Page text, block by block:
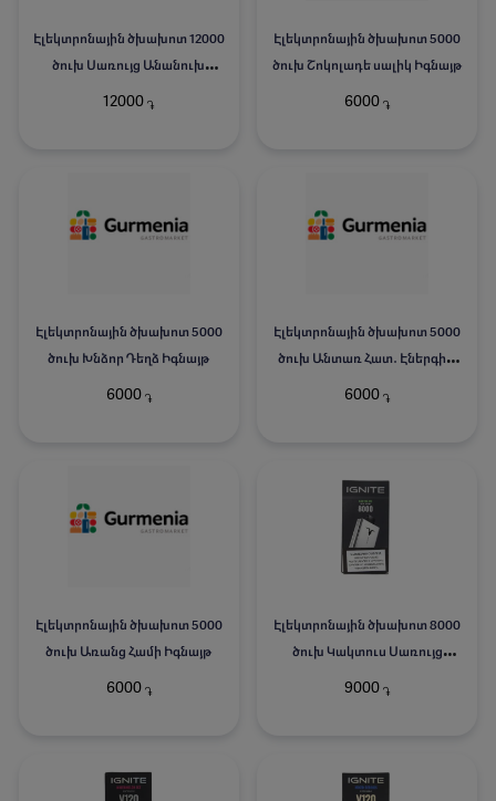
Էլեկտրոնային ծխախոտ 12000
ծուխ Սառույց Անանուխ
Իգնայթ
12000 ֏
Էլեկտրոնային ծխախոտ 5000
ծուխ Շոկոլադե սալիկ Իգնայթ
6000 ֏
Էլեկտրոնային ծխախոտ 5000
ծուխ Խնձոր Դեղձ Իգնայթ
6000 ֏
Էլեկտրոնային ծխախոտ 5000
ծուխ Անտառ Հատ․ Էներգիա
Իգնայթ
6000 ֏
Էլեկտրոնային ծխախոտ 5000
ծուխ Առանց Համի Իգնայթ
6000 ֏
Էլեկտրոնային ծխախոտ 8000
ծուխ Կակտուս Սառույց
Իգնայթ
9000 ֏